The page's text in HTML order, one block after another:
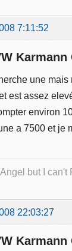
7:11:52
Karmann
une
est assez
environ
a 7500 et je
Angel but I can't
22:03:27
Karmann